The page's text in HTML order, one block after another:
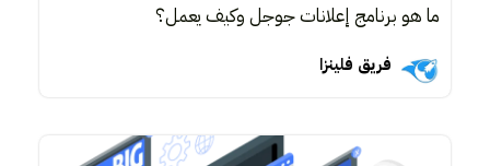
ما هو برنامج إعلانات جوجل وكيف يعمل؟
فريق فلينزا